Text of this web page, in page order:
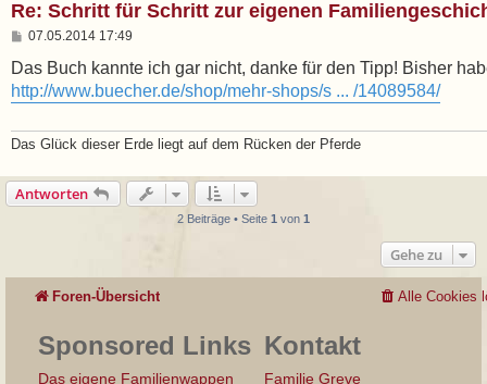
Re: Schritt für Schritt zur eigenen
B
i
r
07.05.2014 17:49
Das Buch kannte ich gar nicht, danke für den Tipp! Bisher
http://www.buecher.de/shop/mehr-shops/s ... /14089584/
Das Glück dieser Erde liegt auf dem Rücken der Pferde
Antworten
2 Beiträge • Seite 1 von 1
Gehe zu
Foren-Übersicht Alle Cookies
Sponsored Links
Das eigene Familienwappen
Kontakt
Familie Greve